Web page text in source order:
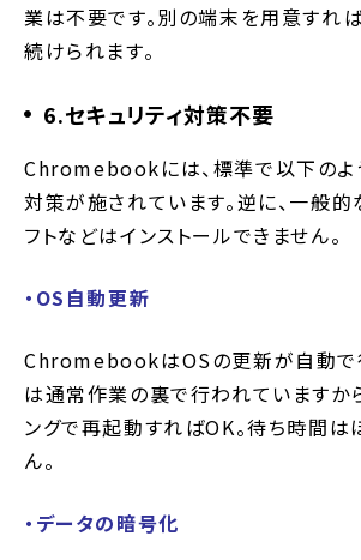
業は不要です。別の端末を用意すれ
続けられます。
6.セキュリティ対策不要
Chromebookには、標準で以下のよ
対策が施されています。逆に、一般的
フトなどはインストールできません。
・OS自動更新
ChromebookはOSの更新が自動で
は通常作業の裏で行われていますか
ングで再起動すればOK。待ち時間は
ん。
・データの暗号化